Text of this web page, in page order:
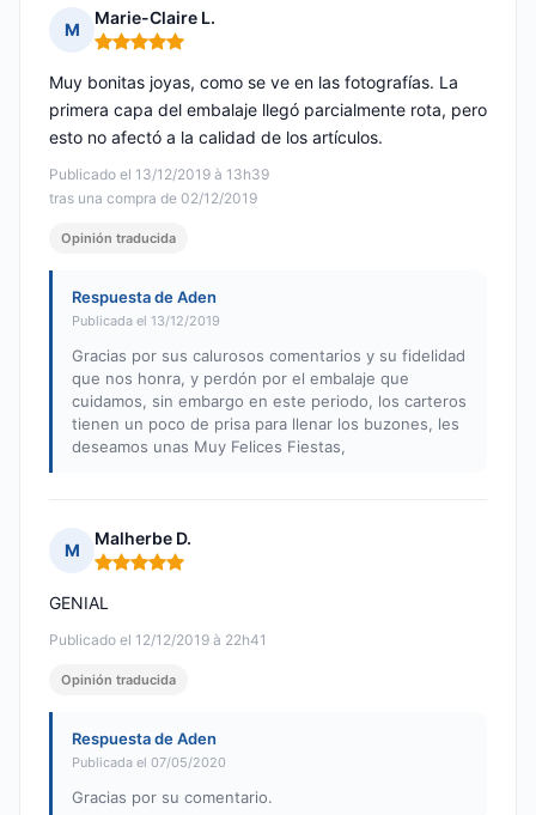
M
Marie-Claire L.
Nota: 5 de 5
Publicado el 13/12/2019 à 13h39
tras una compra de 02/12/2019
Muy bonitas joyas, como se ve en las fotografías. La
primera capa del embalaje llegó parcialmente rota, pero
esto no afectó a la calidad de los artículos.
Opinión traducida
Respuesta de Aden
Publicada el 13/12/2019
Gracias por sus calurosos comentarios y su fidelidad
que nos honra, y perdón por el embalaje que
cuidamos, sin embargo en este periodo, los carteros
tienen un poco de prisa para llenar los buzones, les
deseamos unas Muy Felices Fiestas,
M
Malherbe D.
Nota: 5 de 5
Publicado el 12/12/2019 à 22h41
GENIAL
Opinión traducida
Respuesta de Aden
Publicada el 07/05/2020
Gracias por su comentario.